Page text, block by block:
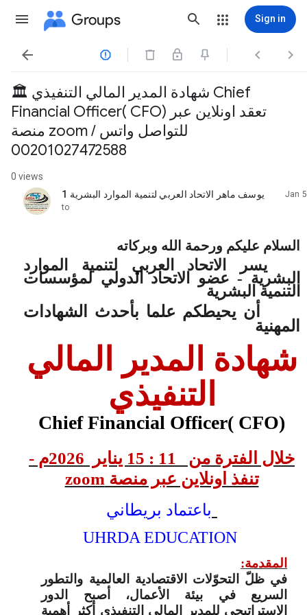
Groups Sign in
   
🏛️ شهادة المدير المالي التنفيذي Chief
Financial Officer( CFO) تعقد اونلاين عبر
منصة zoom للتواصل واتس /
00201027472588
0 views
يوسف ماهر الاتحاد العربي لتنمية الموارد البشرية 1
unread,
Jan 5
to
السلام عليكم ورحمة الله وبركاته
يسر الاتحاد العربي لتنمية الموارد
البشرية - عضو الاتحاد الدولي لمؤسسات
التنمية البشرية
أن يحيطكم علما بأحدث الشهادات
المهنية
شهادة المدير المالي
التنفيذي
Chief Financial Officer( CFO)
خلال الفترة من 11 : 15 يناير 2026م -
تنفذ اونلاين عبر منصة zoom
باعتماد بريطاني
UHRDA EDUCATION
المقدمة:
في ظلّ التحوّلات الاقتصادية العالمية والتطور
السريع في بيئة الأعمال، أصبح الدور
الاستراتيجي للمدير المالي التنفيذي أكثر أهمية